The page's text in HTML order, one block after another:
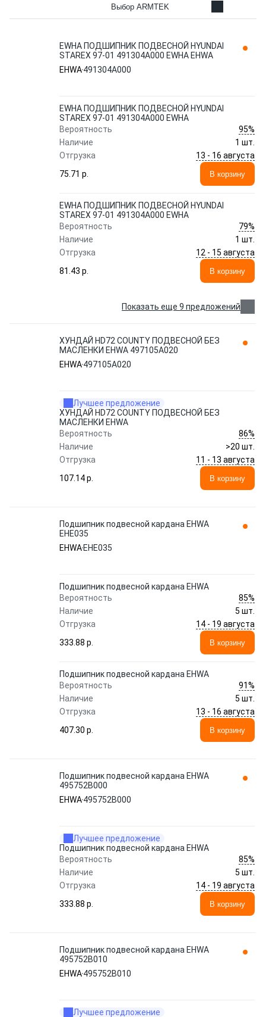
Выбор ARMTEK
EWHA ПОДШИПНИК ПОДВЕСНОЙ HYUNDAI
STAREX 97-01 491304A000 EWHA EHWA
EHWA491304A000
EWHA ПОДШИПНИК ПОДВЕСНОЙ HYUNDAI
STAREX 97-01 491304A000 EWHA
Вероятность
95%
Наличие
1 шт.
Отгрузка
13 - 16 августа
75.71 p.
В корзину
EWHA ПОДШИПНИК ПОДВЕСНОЙ HYUNDAI
STAREX 97-01 491304A000 EWHA
Вероятность
79%
Наличие
1 шт.
Отгрузка
12 - 15 августа
81.43 p.
В корзину
Показать еще 9 предложений
ХУНДАЙ HD72 COUNTY ПОДВЕСНОЙ БЕЗ
МАСЛЕНКИ EHWA 497105A020
EHWA497105A020
Лучшее предложение
ХУНДАЙ HD72 COUNTY ПОДВЕСНОЙ БЕЗ
МАСЛЕНКИ EHWA
Вероятность
86%
Наличие
>20 шт.
Отгрузка
11 - 13 августа
107.14 p.
В корзину
Подшипник подвесной кардана EHWA
EHE035
EHWA EHE035
Подшипник подвесной кардана EHWA
Вероятность
85%
Наличие
5 шт.
Отгрузка
14 - 19 августа
333.88 p.
В корзину
Подшипник подвесной кардана EHWA
Вероятность
91%
Наличие
5 шт.
Отгрузка
13 - 16 августа
407.30 p.
В корзину
Подшипник подвесной кардана EHWA
495752B000
EHWA495752B000
Лучшее предложение
Подшипник подвесной кардана EHWA
Вероятность
85%
Наличие
5 шт.
Отгрузка
14 - 19 августа
333.88 p.
В корзину
Подшипник подвесной кардана EHWA
495752B010
EHWA495752B010
Лучшее предложение